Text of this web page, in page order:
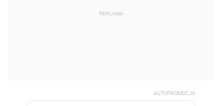
REKLAMA
AUTOPROMOCJA